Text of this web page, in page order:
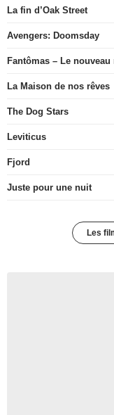
La fin d’Oak Street
Avengers: Doomsday
Fantômas – Le nouveau
La Maison de nos rêves
The Dog Stars
Leviticus
Fjord
Juste pour une nuit
Les